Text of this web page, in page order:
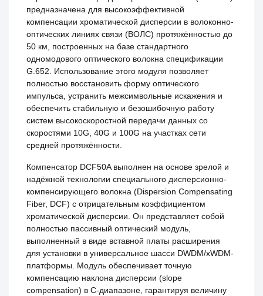
предназначена для высокоэффективной
компенсации хроматической дисперсии в волоконно-
оптических линиях связи (ВОЛС) протяжённостью до
50 км, построенных на базе стандартного
одномодового оптического волокна спецификации
G.652. Использование этого модуля позволяет
полностью восстановить форму оптического
импульса, устранить межсимвольные искажения и
обеспечить стабильную и безошибочную работу
систем высокоскоростной передачи данных со
скоростями 10G, 40G и 100G на участках сети
средней протяжённости.
Компенсатор DCF50A выполнен на основе зрелой и
надёжной технологии специального дисперсионно-
компенсирующего волокна (Dispersion Compensating
Fiber, DCF) с отрицательным коэффициентом
хроматической дисперсии. Он представляет собой
полностью пассивный оптический модуль,
выполненный в виде вставной платы расширения
для установки в универсальное шасси DWDM/xWDM-
платформы. Модуль обеспечивает точную
компенсацию наклона дисперсии (slope
compensation) в C-диапазоне, гарантируя величину